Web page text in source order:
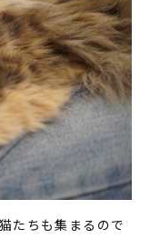
たちも集まるので